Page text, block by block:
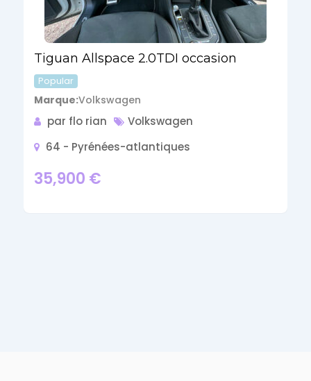
Tiguan Allspace 2.0TDI occasion
Popular
Marque Volkswagen
par flo rian
Volkswagen
64 - Pyrénées-atlantiques
35,900 €